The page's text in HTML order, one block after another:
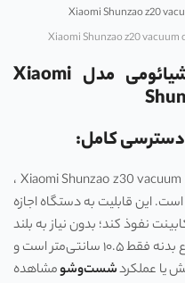
ویژگی های جارو شارژی شیائومی مدل Xiaomi
یکی از برجسته‌ترین ویژگی‌های Xiaomi Shunzao z30 vacuum cleaner ،
واقعی با زاویه ۱۸۰ درجه است. این قابلیت به دستگاه اجازه
نفوذ کند؛ بدون نیاز به بلند
کردن وسایل یا تغییر چیدمان خانه. ارتفاع بدنه فقط ۱۰.۵ سانتی‌متر است و
یا عملکردشست‌وشومشاهده